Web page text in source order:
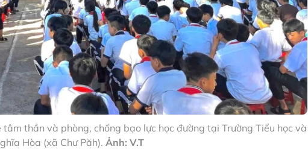
thần và phòng, chống bạo lực học đường tại Trường Tiểu học và
Hòa (xã Chư Păh). Ảnh: V.T